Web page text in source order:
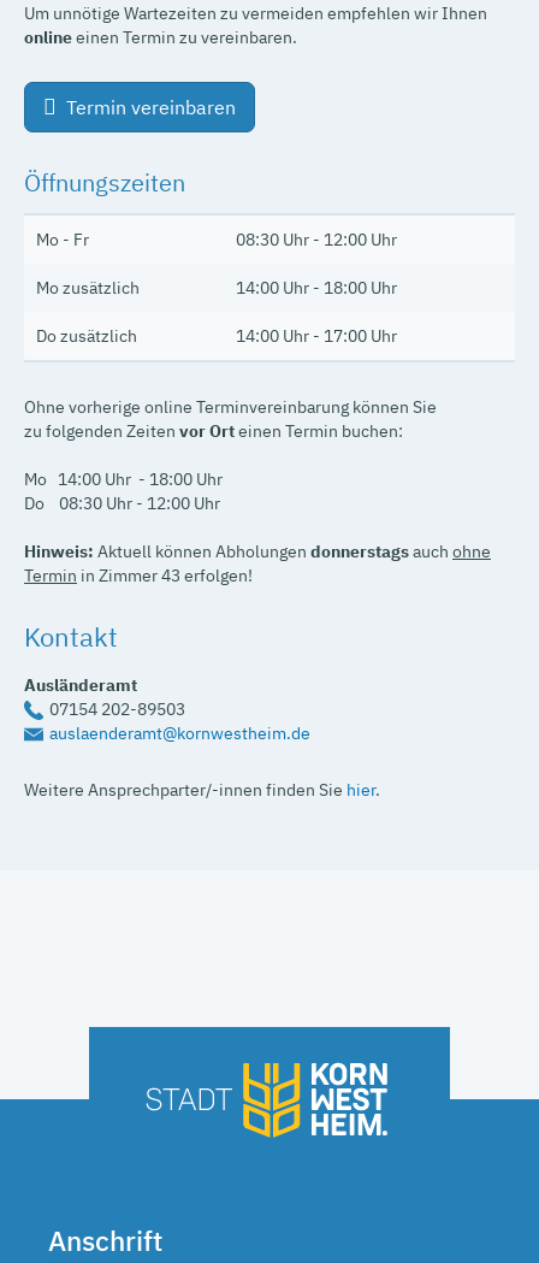
Um unnötige Wartezeiten zu vermeiden empfehlen wir Ihnen
onlineeinen Termin zu vereinbaren.
Termin vereinbaren
Öffnungszeiten
Mo - Fr 08:30 Uhr - 12:00 Uhr
Mo zusätzlich 14:00 Uhr - 18:00 Uhr
Do zusätzlich 14:00 Uhr - 17:00 Uhr
Ohne vorherige online Terminvereinbarung können Sie
zu folgenden Zeiten vor Orteinen Termin buchen:
Mo 14:00 Uhr - 18:00 Uhr
Do 08:30 Uhr - 12:00 Uhr
Hinweis: Aktuell können Abholungen donnerstagsauch ohne
Termin in Zimmer 43 erfolgen!
Kontakt
Ausländeramt
auslaenderamt@kornwestheim.de
07154 202-89503
Weitere Ansprechparter/-innen finden Sie hier.
Anschrift